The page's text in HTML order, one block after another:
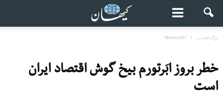
برگ نخست Featured2
خطر بروز ابَرتورم بیخ گوش اقتصاد ایران
است